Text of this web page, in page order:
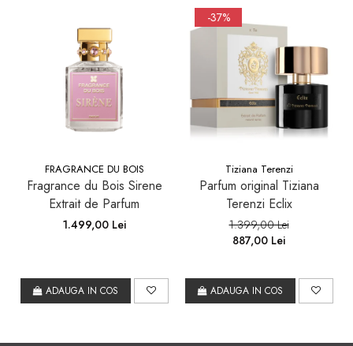
FRAGRANCE DU BOIS
Fragrance du Bois Sirene
Extrait de Parfum
1.499,00 Lei
ADAUGA IN COS
-37%
Tiziana Terenzi
Parfum original Tiziana
Terenzi Eclix
1.399,00 Lei
887,00 Lei
ADAUGA IN COS